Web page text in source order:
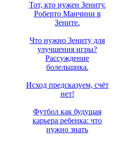
Тот, кто нужен Зениту.
Роберто Манчини в
Зените.
Что нужно Зениту для
улучшения игры?
Рассуждение
болельщика.
Исход предсказуем, счёт
нет!
Футбол как будущая
карьера ребенка: что
нужно знать